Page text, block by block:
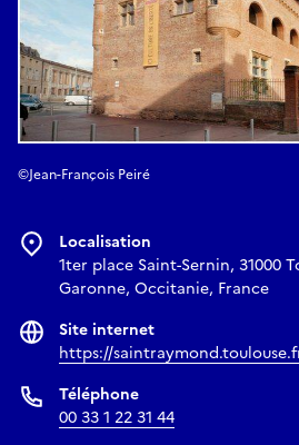
©Jean-François Peiré
Localisation
1ter place Saint-Sernin, 31000
Garonne, Occitanie, France
Site internet
https://
Téléphone
00 33 1 22 31 44